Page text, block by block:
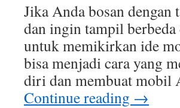
Jika Anda bosan
dan ingin tampil
untuk memikirkan ide
bisa menjadi cara yang
diri dan membuat mobil
Continue reading →